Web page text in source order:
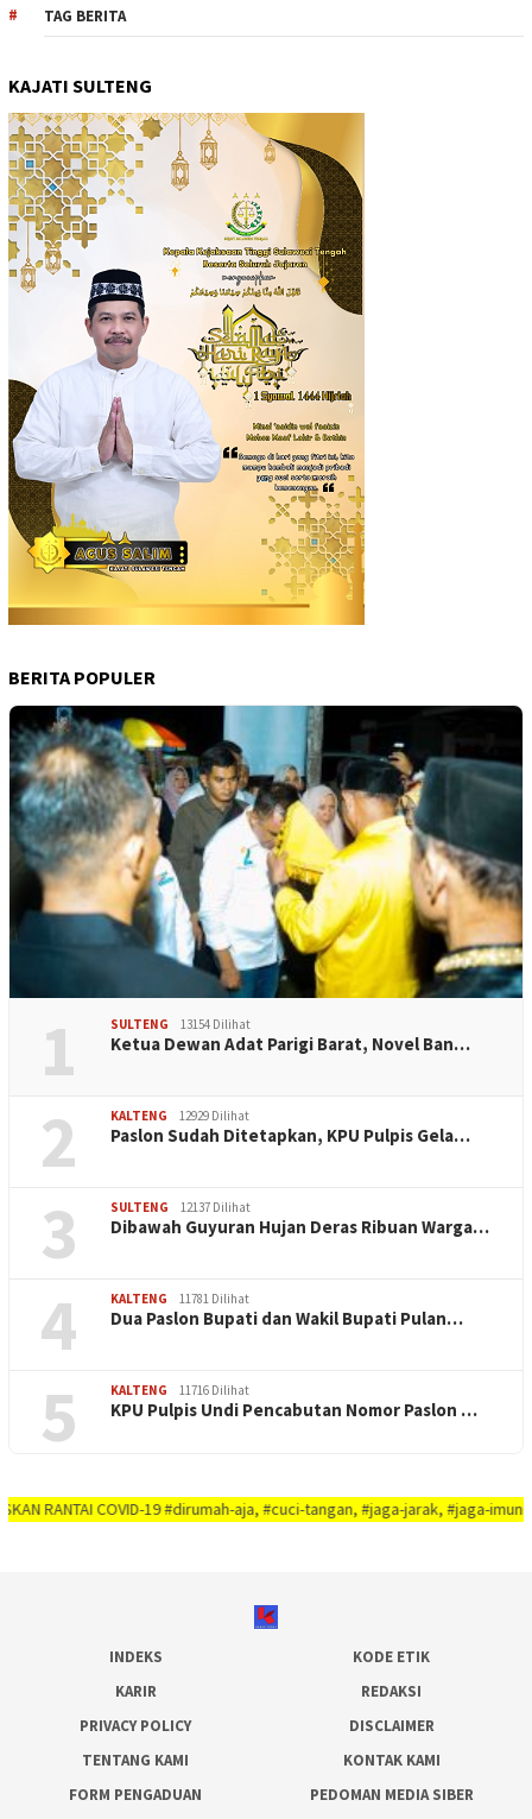
TAG BERITA
KAJATI SULTENG
BERITA POPULER
1 SULTENG 13154 Dilihat
Ketua Dewan Adat Parigi Barat, Novel Ban…
2 KALTENG 12929 Dilihat
Paslon Sudah Ditetapkan, KPU Pulpis Gela…
3 SULTENG 12137 Dilihat
Dibawah Guyuran Hujan Deras Ribuan Warga…
4 KALTENG 11781 Dilihat
Dua Paslon Bupati dan Wakil Bupati Pulan…
5 KALTENG 11716 Dilihat
KPU Pulpis Undi Pencabutan Nomor Paslon …
COVID-19 #dirumah-aja, #cuci-tangan, #jaga-jarak, #jaga-imunitas-
INDEKS
KODE ETIK
KARIR
REDAKSI
PRIVACY POLICY
DISCLAIMER
TENTANG KAMI
KONTAK KAMI
FORM PENGADUAN
PEDOMAN MEDIA SIBER